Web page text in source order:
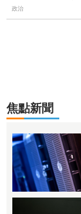
政治
焦點新聞